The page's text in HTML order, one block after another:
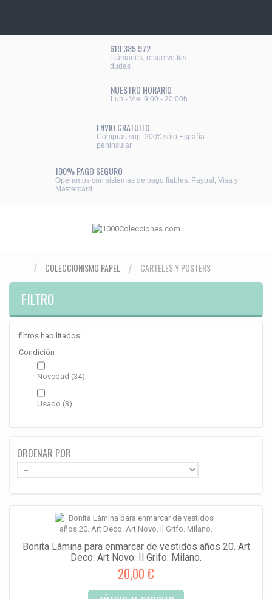
619 385 972
Llámanos, resuelve tus
dudas
NUESTRO HORARIO
Lun - Vie: 9:00 - 20:00h
ENVIO GRATUITO
Compras sup. 200€ sólo España
peninsular
100% PAGO SEGURO
Operamos con sistemas de pago fiables: Paypal, Visa y
Mastercard.
COLECCIONISMO PAPEL CARTELES Y POSTERS
FILTRO
filtros habilitados:
Condición
Novedad (34)
Usado (3)
ORDENAR POR
Bonita Lámina para enmarcar de vestidos años 20. Art
Deco. Art Novo. Il Grifo. Milano.
20,00 €